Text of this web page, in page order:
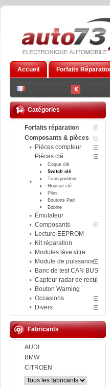
€
Accueil Forfaits
Catégories
Forfaits réparation
Composants & pièces
Pièces compteur
Pièces clé
Coque clé
Switch clé
Transpondeur
Housse clé
Piles
Boutons Pad
Bobine
Émulateur
Composants
Lecture EEPROM
Kit réparation
Modules lève vitre
Module de puissance
Banc de test CAN BUS
Capteur radar de recul
Bouton Warning
Occasions
Divers
Fabricants
AUDI
BMW
CITROEN